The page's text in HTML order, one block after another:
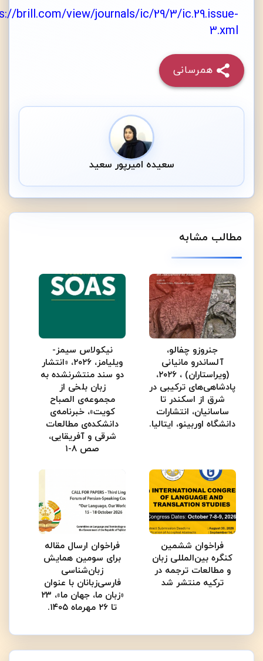
brill.com/view/journals/ic/29/3/ic.29.issue-
3.xml
همرسانی
سعیده امیرپور سعید
مطالب مشابه
جنروزو چفالو،
آلساندرو مانیانی
(ویراستاران) ، ۲۰۲۶،
پادشاهی‌های ترکیبی در
شرق از اسکندر تا
ساسانیان، انتشارات
دانشگاه اوربینو، ایتالیا.
نیکولاس سیمز-
ویلیامز، ۲۰۲۶، «انتشار
دو سند منتشرنشده به
زبان بلخی از
مجموعه‌ی الصباح
کویت»، خبرنامه‌ی
دانشکده‌ی مطالعات
شرقی و آفریقایی،
صص ۸-۱
فراخوان ششمین
کنگره بین‌المللی زبان
و مطالعات ترجمه در
ترکیه منتشر شد
فراخوان ارسال مقاله
برای سومین همایش
زبان‌شناسی
فارسی‌زبانان با عنوان
«زبان ما، جهان ما»، ۲۳
تا ۲۶ مهرماه ۱۴۰۵.